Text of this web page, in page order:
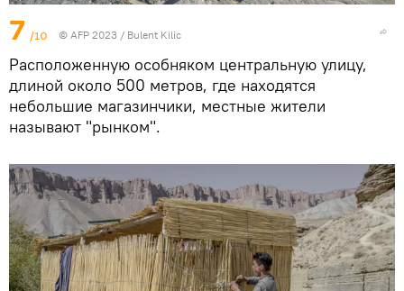
7 /10 © AFP 2023 / Bulent Kilic
Расположенную особняком центральную улицу,
длиной около 500 метров, где находятся
небольшие магазинчики, местные жители
называют "рынком".